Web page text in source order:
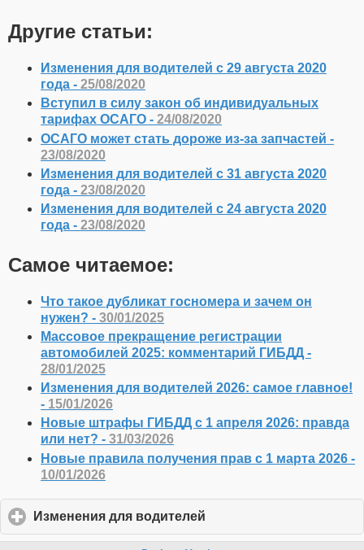
Другие статьи:
Изменения для водителей с 29 августа 2020
года - 25/08/2020
Вступил в силу закон об индивидуальных
тарифах ОСАГО - 24/08/2020
ОСАГО может стать дороже из-за запчастей -
23/08/2020
Изменения для водителей с 31 августа 2020
года - 23/08/2020
Изменения для водителей с 24 августа 2020
года - 23/08/2020
Самое читаемое:
Что такое дубликат госномера и зачем он
нужен? - 30/01/2025
Массовое прекращение регистрации
автомобилей 2025: комментарий ГИБДД -
28/01/2025
Изменения для водителей 2026: самое главное!
- 15/01/2026
Новые штрафы ГИБДД с 1 апреля 2026: правда
или нет? - 31/03/2026
Новые правила получения прав с 1 марта 2026 -
10/01/2026
Изменения для водителей
to